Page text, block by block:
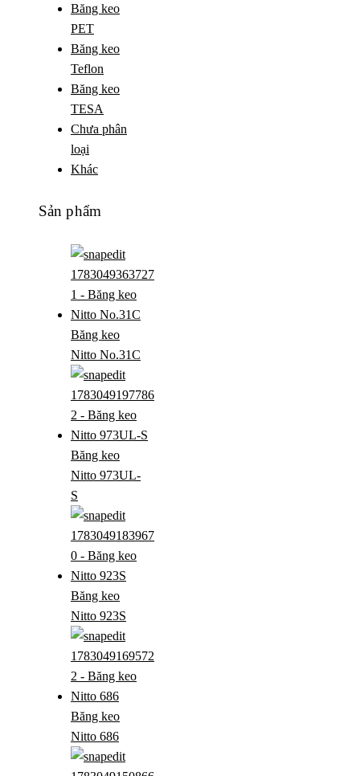
Băng keo
PET
Băng keo
Teflon
Băng keo
TESA
Chưa phân
loại
Khác
Sản phẩm
Băng keo
Nitto No.31C
Băng keo
Nitto 973UL-
S
Băng keo
Nitto 923S
Băng keo
Nitto 686